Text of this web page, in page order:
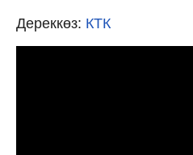
Дереккөз: КТК